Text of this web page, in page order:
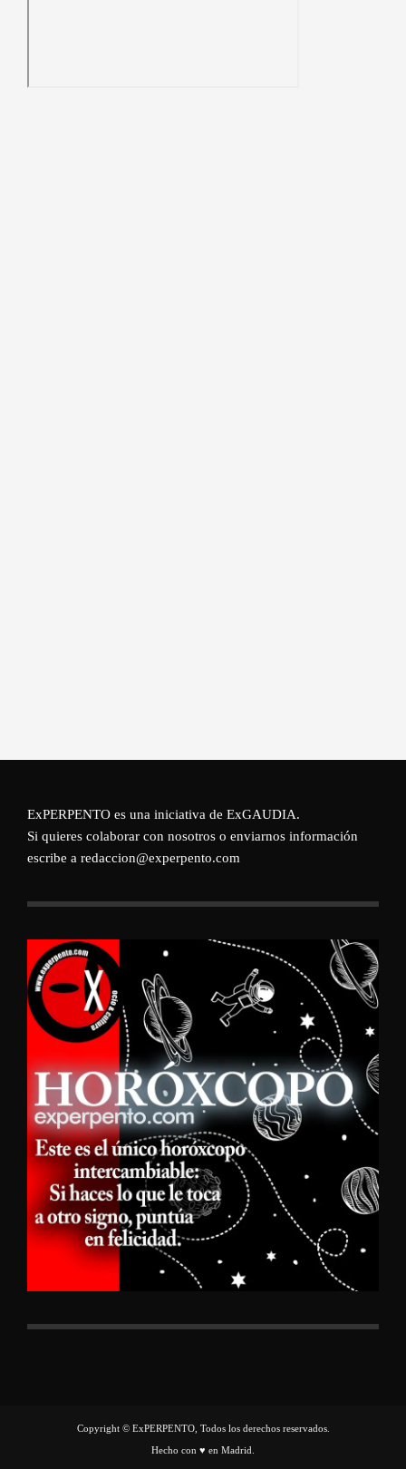
ExPERPENTO es una iniciativa de ExGAUDIA.
Si quieres colaborar con nosotros o enviarnos información
escribe a redaccion@experpento.com
Copyright © ExPERPENTO, Todos los derechos reservados.
Hecho con ♥ en Madrid.